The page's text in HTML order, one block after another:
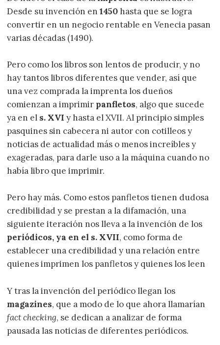
Desde su invención en1450hasta que se logra
convertir en un negocio rentable en Venecia pasan
varias décadas (1490).
Pero como los libros son lentos de producir, y no
hay tantos libros diferentes que vender, así que
una vez comprada la imprenta los dueños
comienzan a imprimir panfletos, algo que sucede
ya en el s. XVI y hasta el XVII. Al principio simples
pasquines sin cabecera ni autor con cotilleos y
noticias de actualidad más o menos increíbles y
exageradas, para darle uso a la máquina cuando no
había libro que imprimir.
Pero hay más. Como estos panfletos tienen dudosa
credibilidad y se prestan a la difamación, una
siguiente iteración nos lleva a la invención de los
periódicos, ya en el s. XVII, como forma de
establecer una credibilidad y una relación entre
quienes imprimen los panfletos y quienes los leen
Y tras la invención del periódico llegan los
magazines, que a modo de lo que ahora llamarían
fact checking, se dedican a analizar de forma
pausada las noticias de diferentes periódicos.